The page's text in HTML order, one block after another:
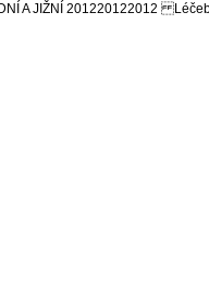
A JIŽNÍ 201220122012